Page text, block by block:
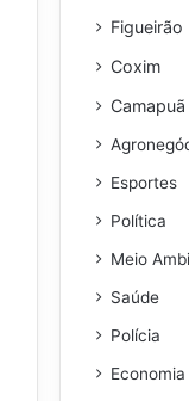
Figueirão
Coxim
Camapuã
Esportes
Política
Meio
Saúde
Polícia
Economia